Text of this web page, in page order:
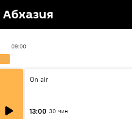
Абхазия
09:00
On air
13:00 30 мин